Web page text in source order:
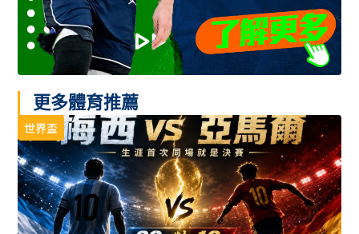
更多體育推薦
世界盃